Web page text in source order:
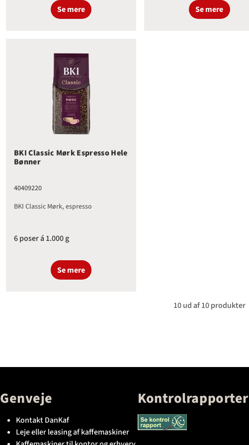
Se mere Se mere
BKI Classic Mørk Espresso Hele Bønner
BKI Classic Mørk Espresso Hele
Bønner
40409220
BKI Classic Mørk, espresso
6 poser á 1.000 g
Se mere
10 ud af 10 produkter
Genveje
Kontakt DanKaf
Leje eller leasing af kaffemaskiner
Kontrolrapporter